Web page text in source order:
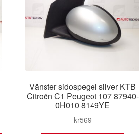
Vänster sidospegel silver KTB
Citroën C1 Peugeot 107 87940-
0H010 8149YE
kr569